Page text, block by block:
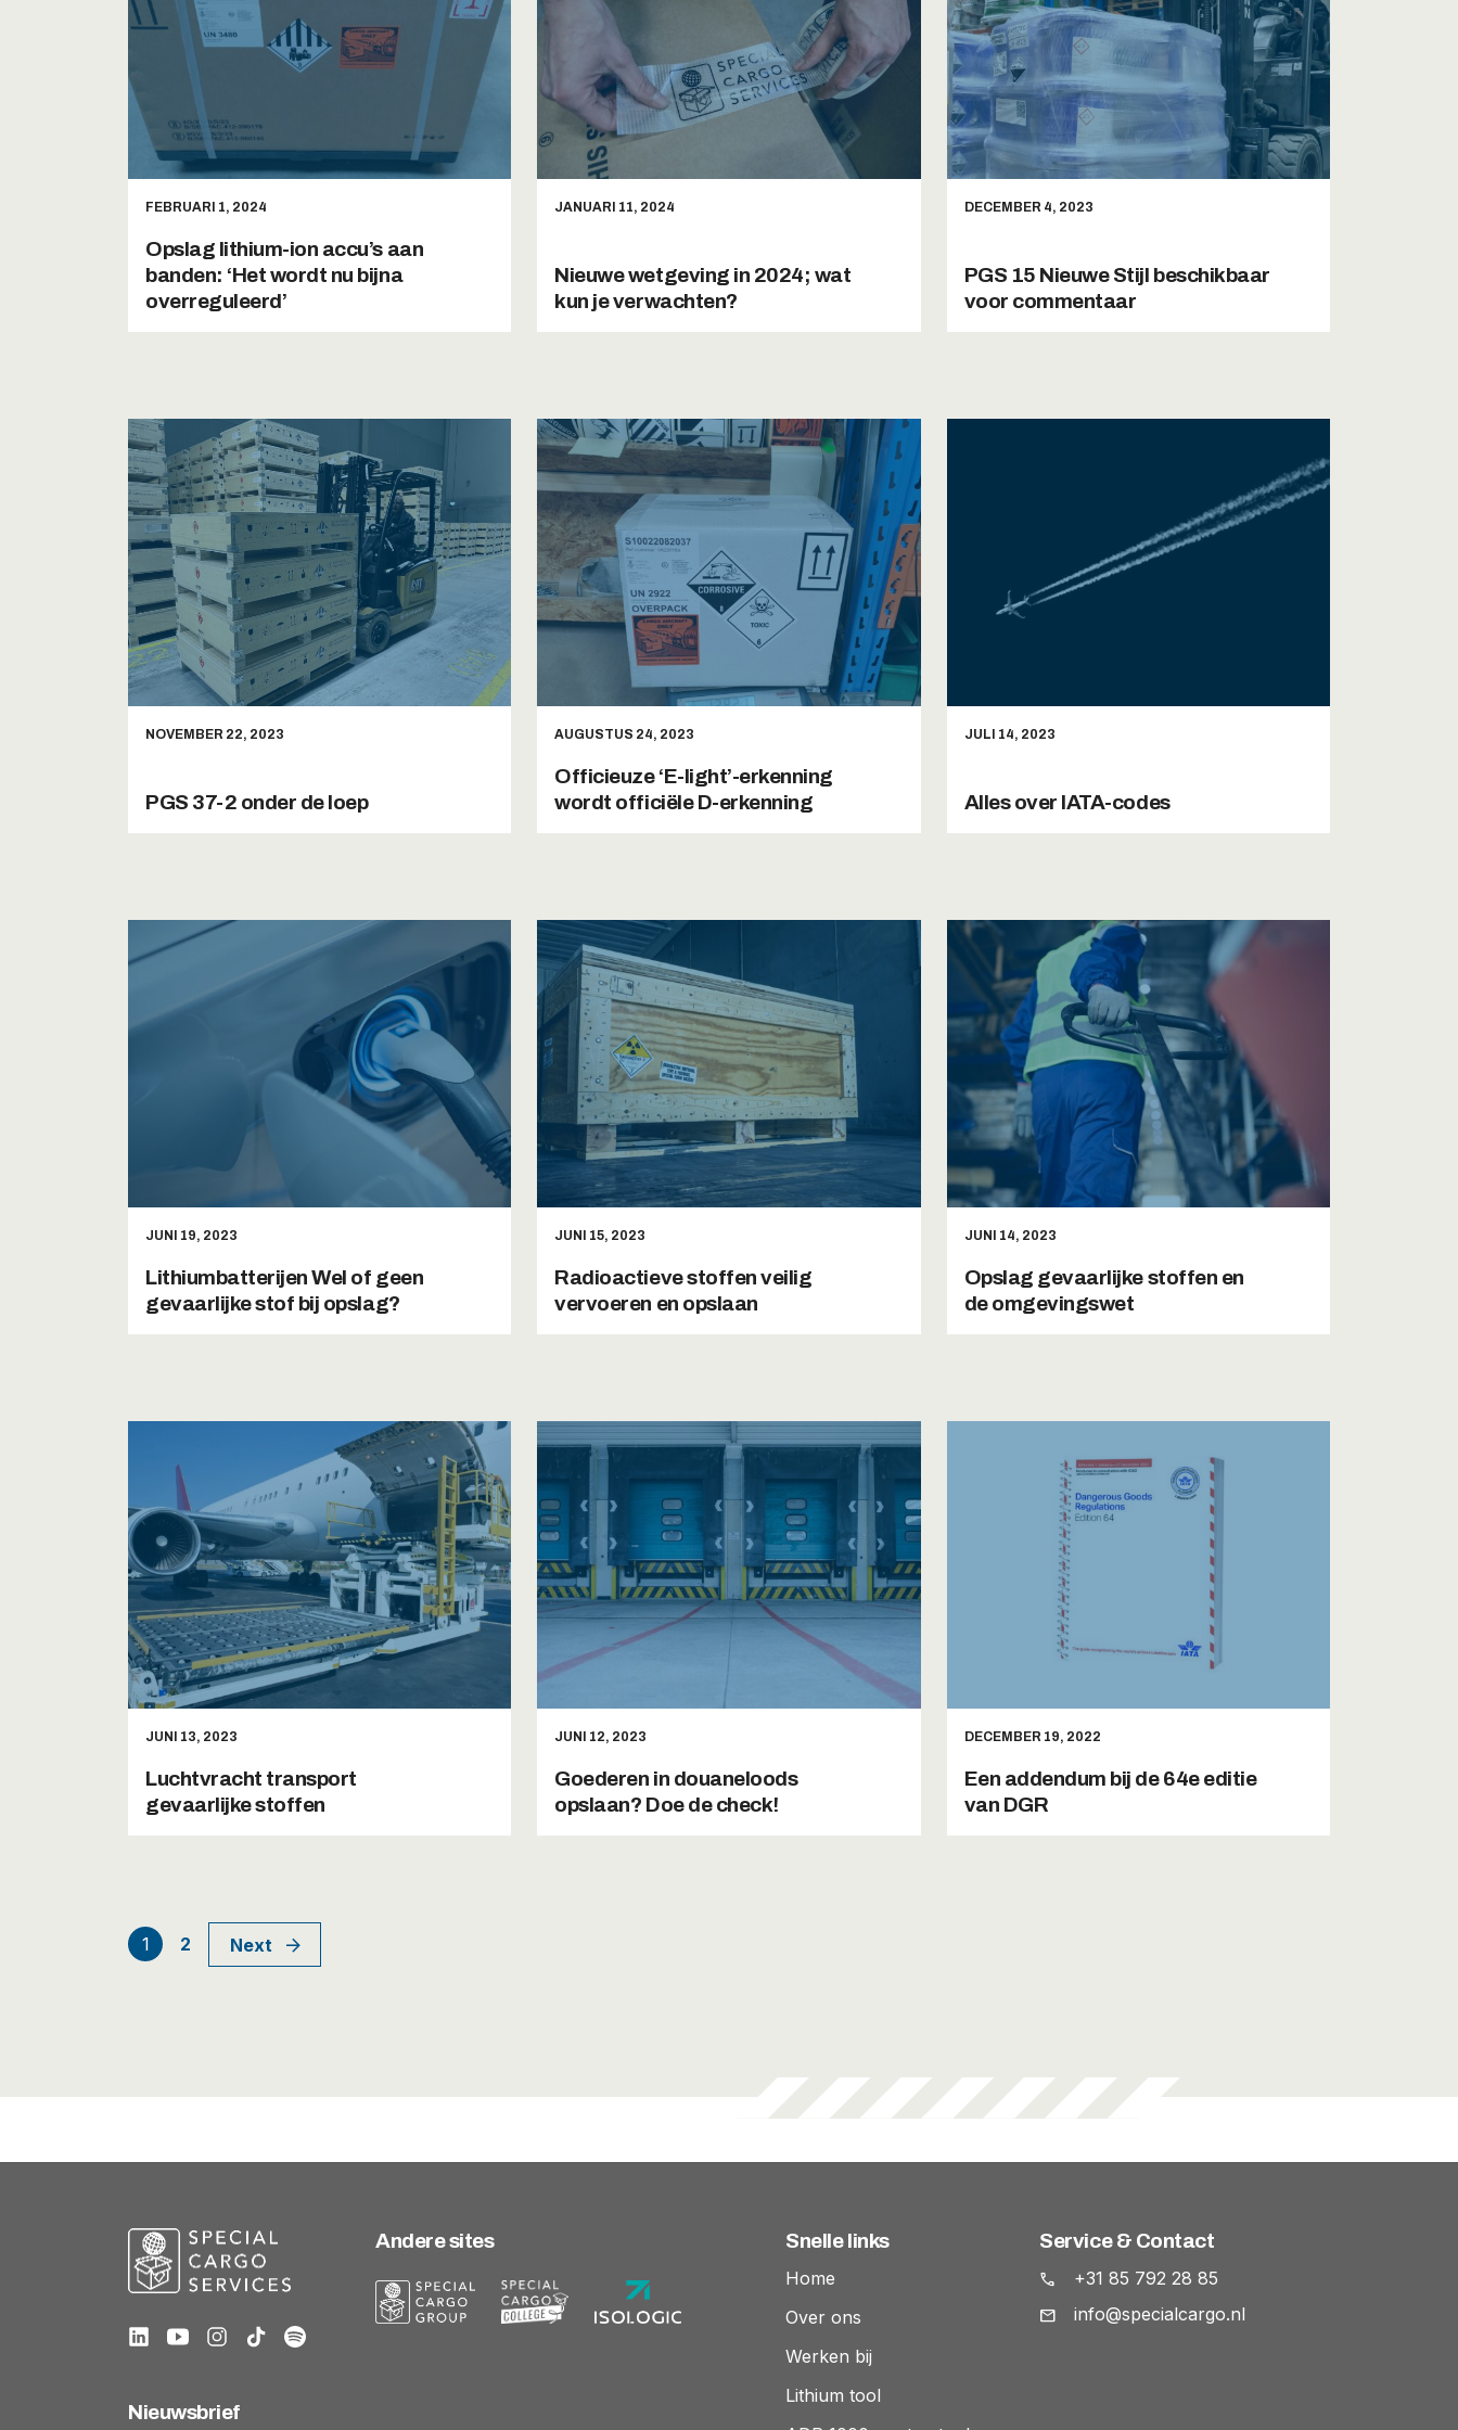
FEBRUARI 1, 2024
Opslag lithium-ion accu’s aan
banden: ‘Het wordt nu bijna
overreguleerd’
JANUARI 11, 2024
Nieuwe wetgeving in 2024; wat
kun je verwachten?
DECEMBER 4, 2023
PGS 15 Nieuwe Stijl beschikbaar
voor commentaar
NOVEMBER 22, 2023
PGS 37-2 onder de loep
AUGUSTUS 24, 2023
Officieuze ‘E-light’-erkenning
wordt officiële D-erkenning
JULI 14, 2023
Alles over IATA-codes
JUNI 19, 2023
Lithiumbatterijen Wel of geen
gevaarlijke stof bij opslag?
JUNI 15, 2023
Radioactieve stoffen veilig
vervoeren en opslaan
JUNI 14, 2023
Opslag gevaarlijke stoffen en
de omgevingswet
JUNI 13, 2023
Luchtvracht transport
gevaarlijke stoffen
JUNI 12, 2023
Goederen in douaneloods
opslaan? Doe de check!
DECEMBER 19, 2022
Een addendum bij de 64e editie
van DGR
Berichten
1 2 Next
Andere sites
Nieuwsbrief
Snelle links
Home
Over ons
Werken bij
Lithium tool
Service & Contact
+31 85 792 28 85
info@specialcargo.nl